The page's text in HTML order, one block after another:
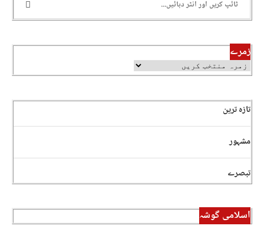
زمرے
تازہ ترین
مشہور
تبصرے
اسلامی گوشہ